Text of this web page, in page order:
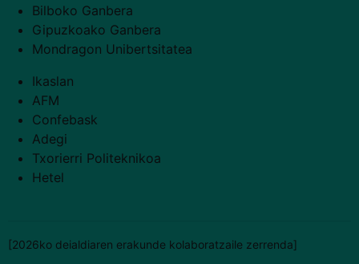
Bilboko Ganbera
Gipuzkoako Ganbera
Mondragon Unibertsitatea
Ikaslan
AFM
Confebask
Adegi
Txorierri Politeknikoa
Hetel
[2026ko deialdiaren erakunde kolaboratzaile zerrenda]